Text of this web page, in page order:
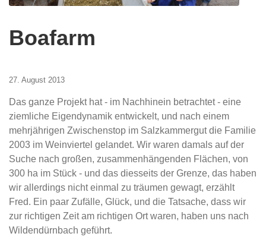
Boafarm
27. August 2013
Das ganze Projekt hat - im Nachhinein betrachtet - eine
ziemliche Eigendynamik entwickelt, und nach einem
mehrjährigen Zwischenstop im Salzkammergut die Familie
2003 im Weinviertel gelandet. Wir waren damals auf der
Suche nach großen, zusammenhängenden Flächen, von
300 ha im Stück - und das diesseits der Grenze, das haben
wir allerdings nicht einmal zu träumen gewagt, erzählt
Fred. Ein paar Zufälle, Glück, und die Tatsache, dass wir
zur richtigen Zeit am richtigen Ort waren, haben uns nach
Wildendürnbach geführt.